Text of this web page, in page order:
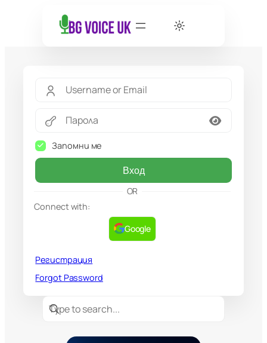
Запомни ме
Вход
OR
Connect with:
Google
Регистрация
Forgot Password